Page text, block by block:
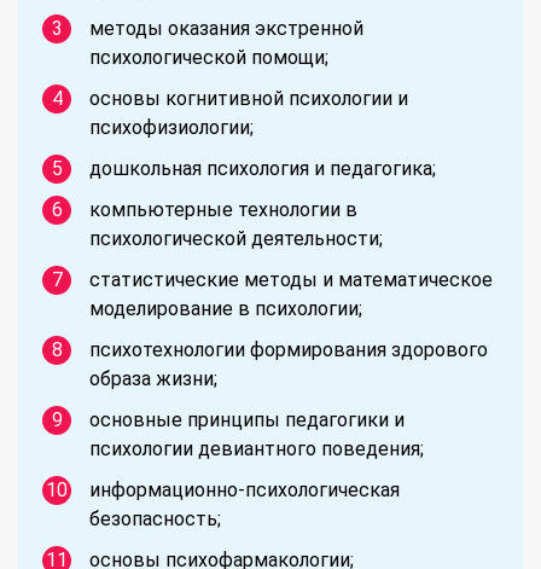
методы оказания экстренной
психологической помощи;
основы когнитивной психологии и
психофизиологии;
дошкольная психология и педагогика;
компьютерные технологии в
психологической деятельности;
статистические методы и математическое
моделирование в психологии;
психотехнологии формирования здорового
образа жизни;
основные принципы педагогики и
психологии девиантного поведения;
информационно-психологическая
безопасность;
основы психофармакологии;